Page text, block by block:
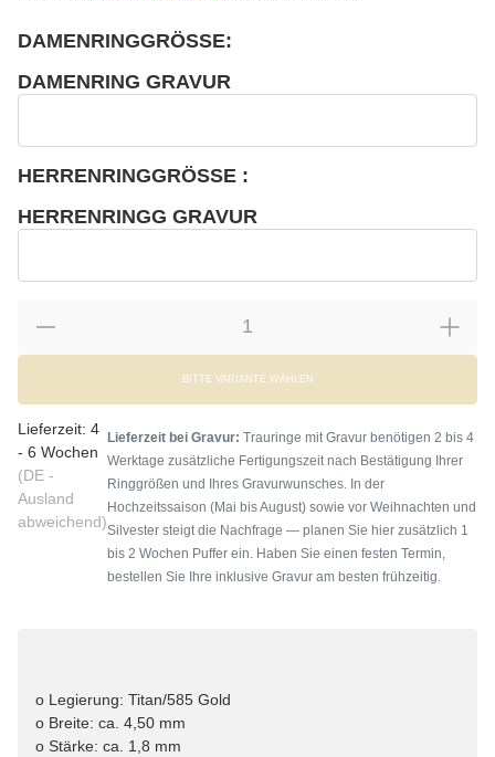
DAMENRINGGRÖSSE:
DAMENRING GRAVUR
HERRENRINGGRÖSSE :
HERRENRINGG GRAVUR
BITTE VARIANTE WÄHLEN
Lieferzeit: 4
- 6 Wochen
(DE -
Ausland
abweichend)
Lieferzeit bei Gravur: Trauringe mit Gravur benötigen 2 bis 4
Werktage zusätzliche Fertigungszeit nach Bestätigung Ihrer
Ringgrößen und Ihres Gravurwunsches. In der
Hochzeitssaison (Mai bis August) sowie vor Weihnachten und
Silvester steigt die Nachfrage — planen Sie hier zusätzlich 1
bis 2 Wochen Puffer ein. Haben Sie einen festen Termin,
bestellen Sie Ihre inklusive Gravur am besten frühzeitig.
o Legierung: Titan/585 Gold
o Breite: ca. 4,50 mm
o Stärke: ca. 1,8 mm